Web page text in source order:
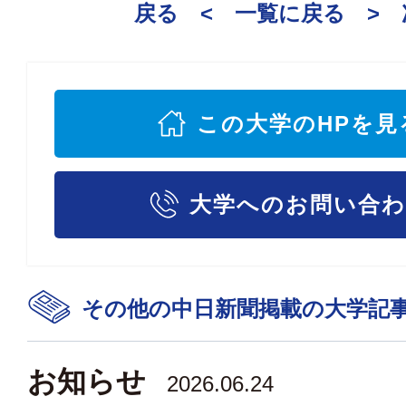
戻る < 一覧に戻る >
この大学のHPを見
大学へのお問い合
その他の中日新聞掲載の大学記
お知らせ
2026.06.24